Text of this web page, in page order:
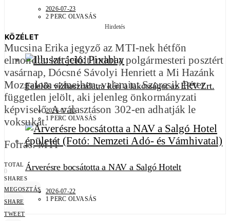
2026-07-23
2 PERC OLVASÁS
KÖZÉLET
Felelős vízhasználatra kéri a lakosságot az ÉRV Zrt.
2026-07-30
1 PERC OLVASÁS
Árverésre bocsátotta a NAV a Salgó Hotelt
2026-07-22
1 PERC OLVASÁS
Hirdetés
Mucsina Erika jegyző az MTI-nek hétfőn
elmondta: két jelölt indul a polgármesteri posztért
vasárnap, Dócsné Sávolyi Henriett a Mi Hazánk
Mozgalom színeiben, valamint Szorcsik Péter
független jelölt, aki jelenleg önkormányzati
képviselő. A választáson 302-en adhatják le
voksukat.
Forrás: MTI
TOTAL
0
SHARES
MEGOSZTÁS
SHARE
TWEET